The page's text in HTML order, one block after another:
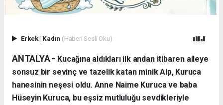
Erkek| Kadın (Haberi Sesli Oku)
ANTALYA - ​ Kucağına aldıkları ilk andan itibaren aileye
sonsuz bir sevinç ve tazelik katan minik Alp, Kuruca
hanesinin neşesi oldu. Anne Naime Kuruca ve baba
Hüseyin Kuruca, bu eşsiz mutluluğu sevdikleriyle